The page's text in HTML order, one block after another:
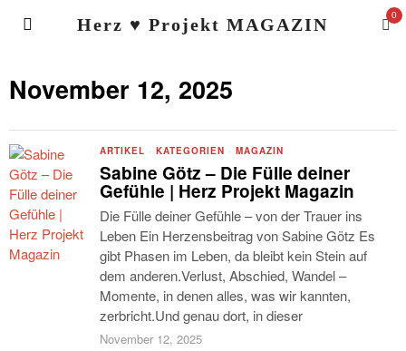
Herz ♥ Projekt MAGAZIN 0
November 12, 2025
ARTIKEL · KATEGORIEN · MAGAZIN
Sabine Götz – Die Fülle deiner
Gefühle | Herz Projekt Magazin
Die Fülle deiner Gefühle – von der Trauer ins
Leben Ein Herzensbeitrag von Sabine Götz Es
gibt Phasen im Leben, da bleibt kein Stein auf
dem anderen.Verlust, Abschied, Wandel –
Momente, in denen alles, was wir kannten,
zerbricht.Und genau dort, in dieser
November 12, 2025